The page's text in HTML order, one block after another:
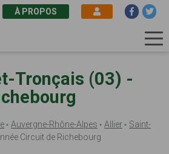
À PROPOS
Tronçais (03) -
Auvergne-Rhône-Alpes Allier
Saint-
Circuit de Richebourg